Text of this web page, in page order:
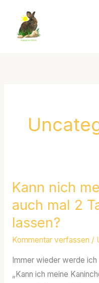
springen
Kann nich
auch mal 2
lassen?
Kommentar verfassen /
Immer wieder werde
„Kann ich meine
Kann
kaninchen
auch
mal